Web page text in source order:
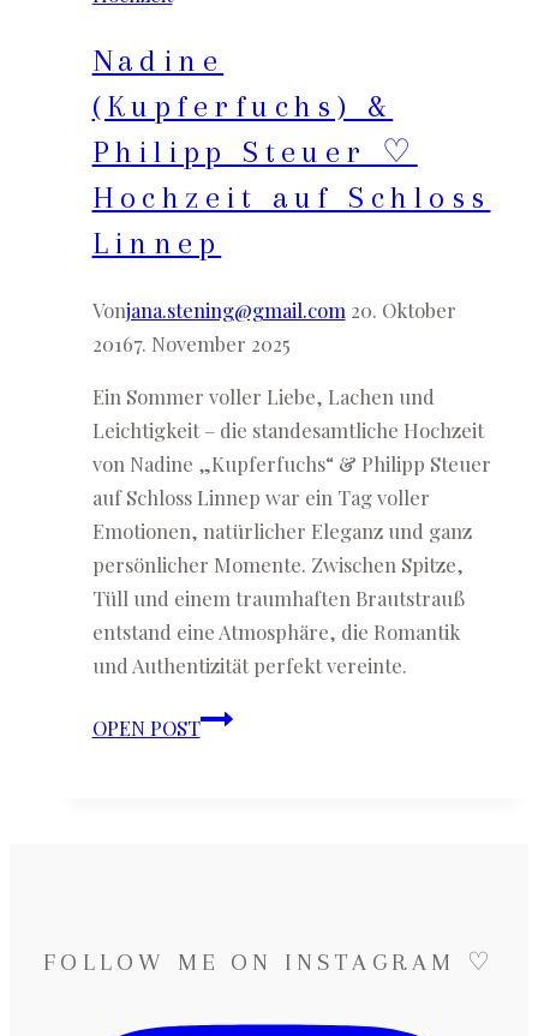
Nadine
(Kupferfuchs) &
Philipp Steuer ♡
Hochzeit auf Schloss
Linnep
Vonjana.stening@gmail.com 20. Oktober
20167. November 2025
Ein Sommer voller Liebe, Lachen und
Leichtigkeit – die standesamtliche Hochzeit
von Nadine „Kupferfuchs“ & Philipp Steuer
auf Schloss Linnep war ein Tag voller
Emotionen, natürlicher Eleganz und ganz
persönlicher Momente. Zwischen Spitze,
Tüll und einem traumhaften Brautstrauß
entstand eine Atmosphäre, die Romantik
und Authentizität perfekt vereinte.
OPEN POSTNadine
auf
Linnep
FOLLOW ME ON INSTAGRAM ♡